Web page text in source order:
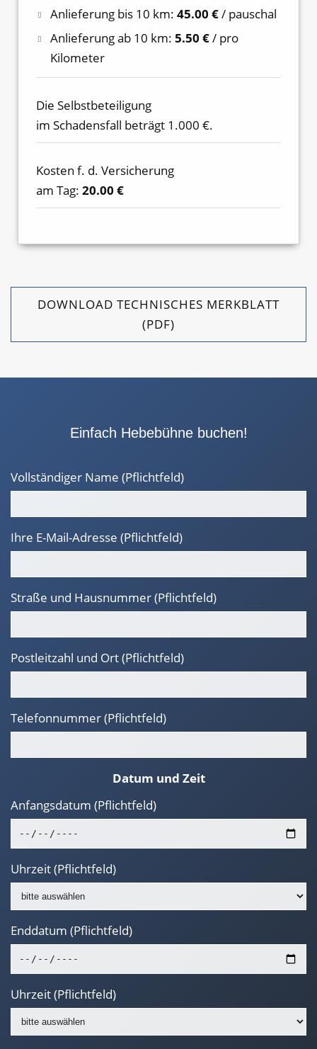
Anlieferung bis 10 km: 45.00 €/ pauschal
Anlieferung ab 10 km: 5.50 €/ pro
Kilometer
Die Selbstbeteiligung
im Schadensfall beträgt 1.000 €.
Kosten f. d. Versicherung
am Tag: 20.00 €
DOWNLOAD TECHNISCHES MERKBLATT
(PDF)
Einfach Hebebühne buchen!
Vollständiger Name (Pflichtfeld)
Ihre E-Mail-Adresse (Pflichtfeld)
Straße und Hausnummer (Pflichtfeld)
Postleitzahl und Ort (Pflichtfeld)
Telefonnummer (Pflichtfeld)
Datum und Zeit
Anfangsdatum (Pflichtfeld)
Uhrzeit (Pflichtfeld)
Enddatum (Pflichtfeld)
Uhrzeit (Pflichtfeld)